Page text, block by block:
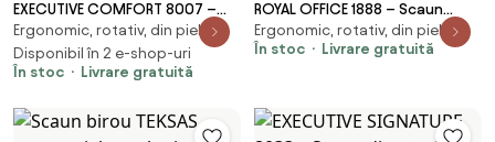
EXECUTIVE COMFORT 8007 –
Scaun directorial din piele
naturala si lemn masiv, Masaj in
9 puncte si Incalzire, rezistent
Ergonomic, rotativ, din piele
Disponibil în 2 e-shop-uri
În stoc
Livrare gratuită
ROYAL OFFICE 1888 – Scaun
directorial din piele naturala si
lemn masiv, Masaj in 9 puncte si
Ergonomic, rotativ, din piele
În stoc
Livrare gratuită